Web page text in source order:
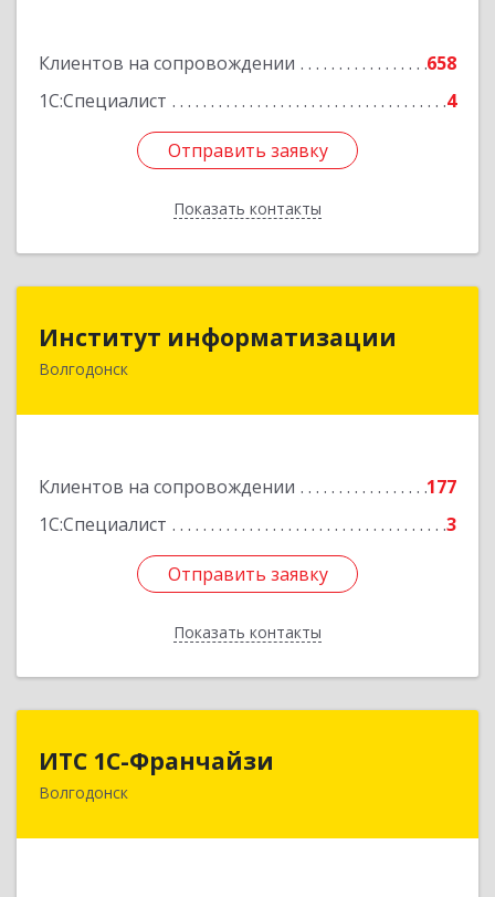
Клиентов на сопровождении
658
1С:Специалист
4
Отправить заявку
Показать контакты
Отправить заявку
Назад
Институт информатизации
Волгодонск
Клиентов на сопровождении
177
1С:Специалист
3
Отправить заявку
Показать контакты
Институт информатизации
347383, Ростовская обл, Волгодонск г, Маршала
Отправить заявку
Назад
ИТС 1С-Франчайзи
Волгодонск
ИТС 1С-Франчайзи
347380, Ростовская обл, Волгодонск г, Гагарина